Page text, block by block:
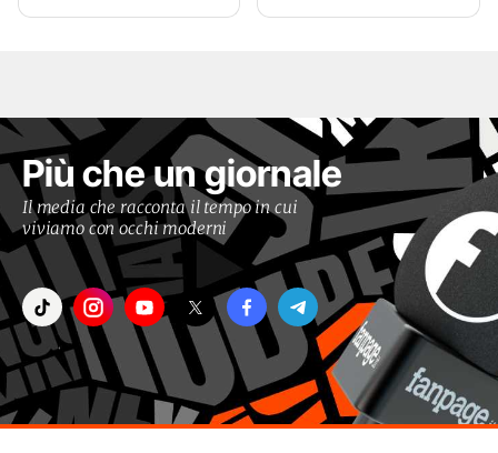
Più che un giornale
Il media che racconta il tempo in cui
viviamo con occhi moderni